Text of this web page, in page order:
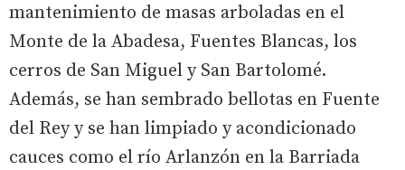
mantenimiento de masas arboladas en el
Monte de la Abadesa, Fuentes Blancas, los
cerros de San Miguel y San Bartolomé.
Además, se han sembrado bellotas en Fuente
del Rey y se han limpiado y acondicionado
cauces como el río Arlanzón en la Barriada